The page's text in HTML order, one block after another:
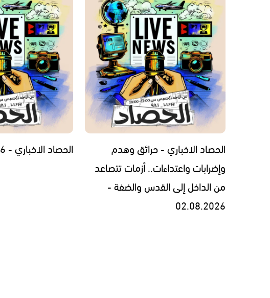
الحصاد الاخباري - حرائق وهدم
وإضرابات واعتداءات.. أزمات تتصاعد
من الداخل إلى القدس والضفة -
02.08.2026
الحصاد الاخباري - 30.07.2026